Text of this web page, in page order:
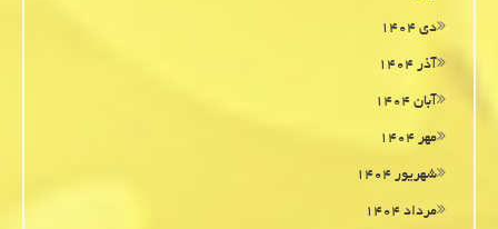
دی ۱۴۰۴
آذر ۱۴۰۴
آبان ۱۴۰۴
مهر ۱۴۰۴
شهریور ۱۴۰۴
مرداد ۱۴۰۴